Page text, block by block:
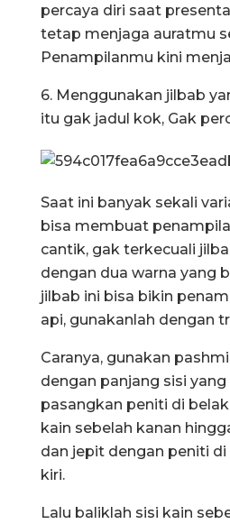
percaya diri saat
tetap menjaga auratmu
Penampilanmu kini
6. Menggunakan jilbab
itu gak jadul kok, Gak
Saat ini banyak sekali
bisa membuat
cantik, gak terkecuali
dengan dua warna yang
jilbab ini bisa bikin
api, gunakanlah dengan
Caranya, gunakan
dengan panjang sisi yang
pasangkan peniti di
kain sebelah kanan
dan jepit dengan peniti
kiri.
Lalu baliklah sisi kain